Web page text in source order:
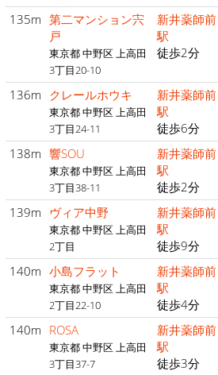
135m 第二マンション宍
戸
東京都 中野区 上高田
3丁目20-10
新井薬師前
駅
徒歩2分
136m クレールホウキ
東京都 中野区 上高田
3丁目24-11
新井薬師前
駅
徒歩6分
138m 響SOU
東京都 中野区 上高田
3丁目38-11
新井薬師前
駅
徒歩2分
139m ヴィア中野
東京都 中野区 上高田
2丁目
新井薬師前
駅
徒歩9分
140m 小島フラット
東京都 中野区 上高田
2丁目22-10
新井薬師前
駅
徒歩4分
140m ROSA
東京都 中野区 上高田
3丁目37-7
新井薬師前
駅
徒歩3分